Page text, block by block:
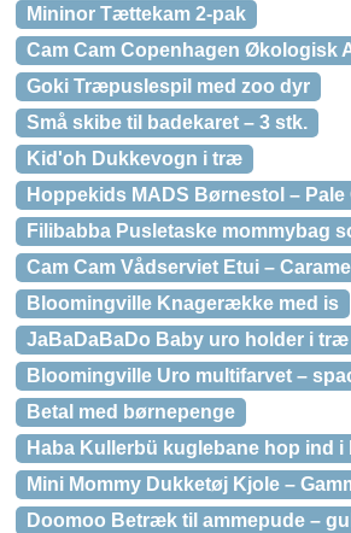
Mininor Tættekam 2-pak
Cam Cam Copenhagen Økologisk
Goki Træpuslespil med zoo dyr
Små skibe til badekaret – 3 stk.
Kid'oh Dukkevogn i træ
Hoppekids MADS Børnestol – Pale
Filibabba Pusletaske mommybag
Cam Cam Vådserviet Etui –
Bloomingville Knagerække med is
JaBaDaBaDo Baby uro holder i
Bloomingville Uro multifarvet –
Betal med børnepenge
Haba Kullerbü kuglebane hop ind i
Mini Mommy Dukketøj Kjole –
Doomoo Betræk til ammepude –